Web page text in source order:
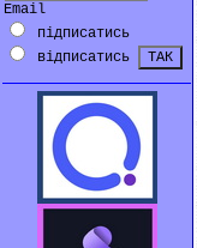
Email
підписатись
відписатись